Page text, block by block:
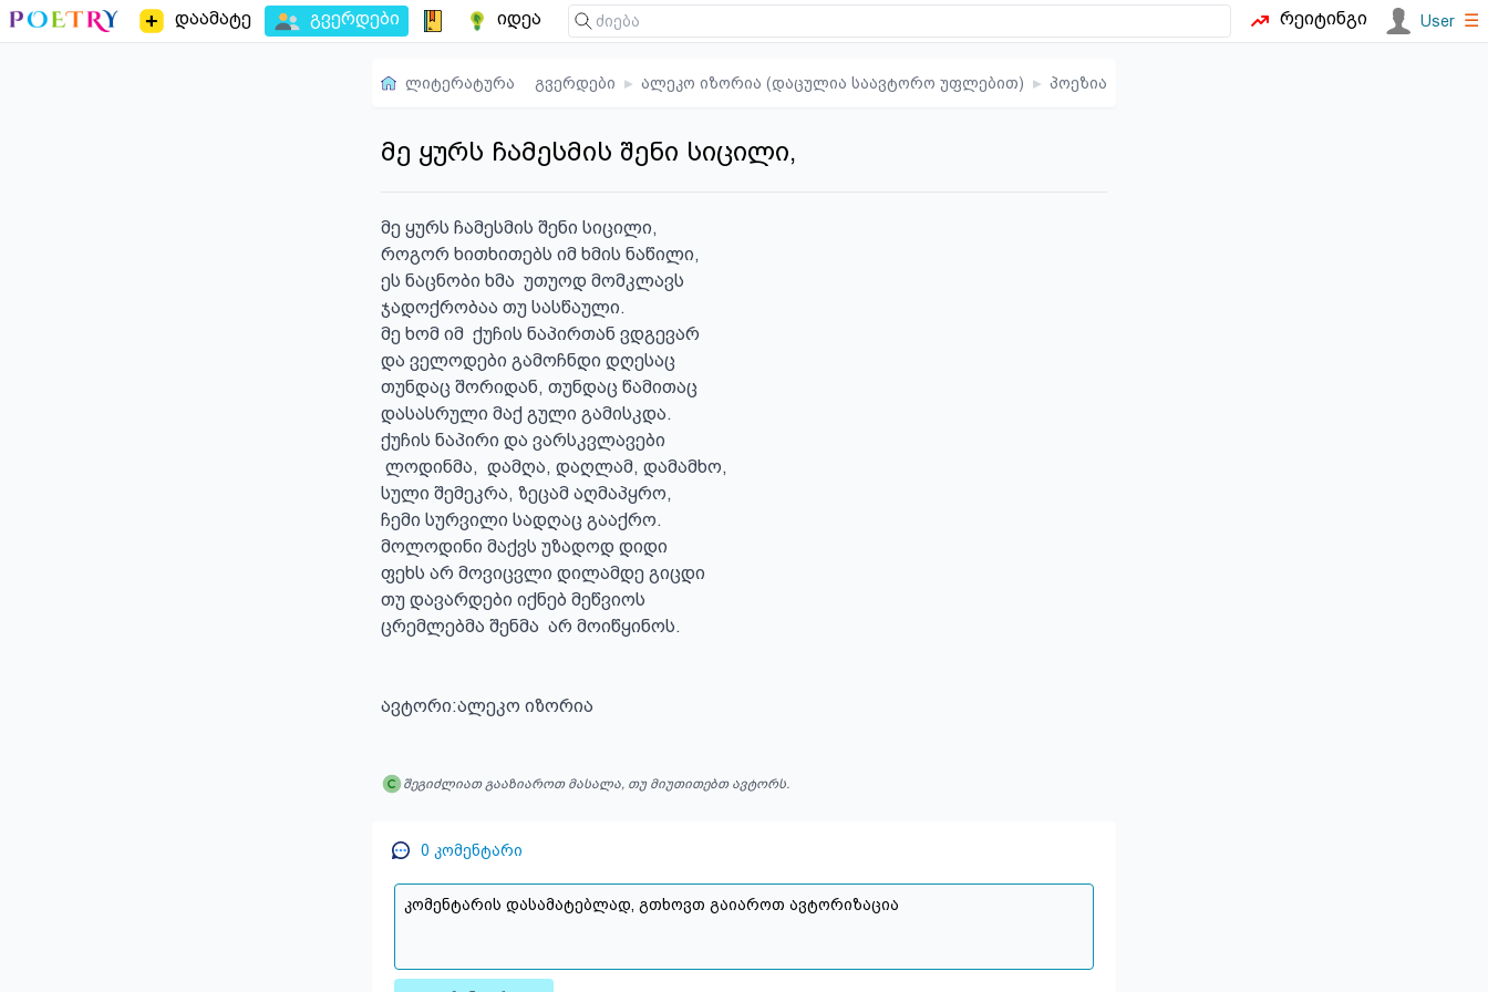
დაამატე გვერდები იდეა რეიტინგი User ☰
ლიტერატურა გვერდები ▸ ალეკო იზორია (დაცულია საავტორო უფლებით) ▸ პოეზია
მე ყურს ჩამესმის შენი სიცილი,
მე ყურს ჩამესმის შენი სიცილი,
როგორ ხითხითებს იმ ხმის ნაწილი,
ეს ნაცნობი ხმა  უთუოდ მომკლავს
ჯადოქრობაა თუ სასწაული.
მე ხომ იმ  ქუჩის ნაპირთან ვდგევარ
და ველოდები გამოჩნდი დღესაც
თუნდაც შორიდან, თუნდაც წამითაც
დასასრული მაქ გული გამისკდა.
ქუჩის ნაპირი და ვარსკვლავები
სული შემეკრა, ზეცამ აღმაპყრო,
ჩემი სურვილი სადღაც გააქრო.
მოლოდინი მაქვს უზადოდ დიდი
ფეხს არ მოვიცვლი დილამდე გიცდი
თუ დავარდები იქნებ მეწვიოს
ცრემლებმა შენმა  არ მოიწყინოს.
ავტორი:ალეკო იზორია
შეგიძლიათ გააზიაროთ მასალა, თუ მიუთითებთ ავტორს.
0 კომენტარი